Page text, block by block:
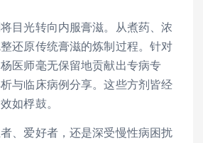
目光转向内服膏滋。从煮药、浓
还原传统膏滋的炼制过程。针对
医师毫无保留地贡献出专病专
与临床病例分享。这些方剂皆经
如桴鼓。
、爱好者，还是深受慢性病困扰